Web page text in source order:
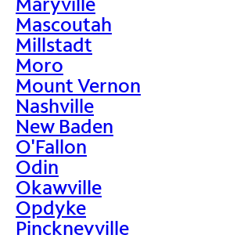
Mascoutah
Millstadt
Moro
Mount Vernon
Nashville
New Baden
O'Fallon
Odin
Okawville
Opdyke
Pinckneyville